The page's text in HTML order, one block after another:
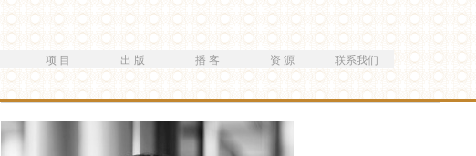
主
要
项 目 出 版 播 客 资 源 联系我们